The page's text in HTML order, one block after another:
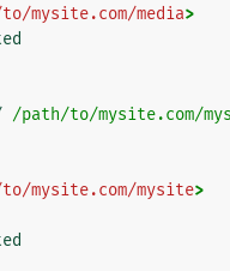
mysite.com/media>
/path/to/mysite.com/
mysite.com/mysite>